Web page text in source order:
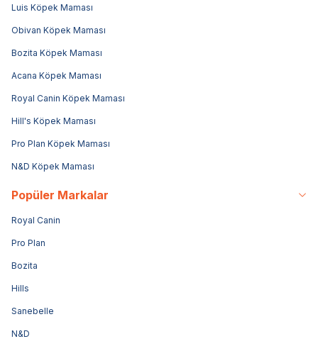
Luis Köpek Maması
Obivan Köpek Maması
Bozita Köpek Maması
Acana Köpek Maması
Royal Canin Köpek Maması
Hill's Köpek Maması
Pro Plan Köpek Maması
N&D Köpek Maması
Popüler Markalar
Royal Canin
Pro Plan
Bozita
Hills
Sanebelle
N&D